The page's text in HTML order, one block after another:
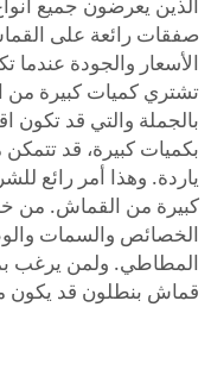
صفقات رائعة على
الأسعار والجودة عندما
تشتري كميات كبيرة من
بالجملة والتي قد تكون
بكميات كبيرة، قد
ياردة. وهذا أمر رائع
كبيرة من القماش. من
الخصائص والسمات
المطاطي. ولمن يرغب
قماش بنطلون قد يكون